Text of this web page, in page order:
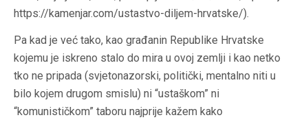
https://kamenjar.com/ustastvo-diljem-hrvatske/).
Pa kad je već tako, kao građanin Republike Hrvatske
kojemu je iskreno stalo do mira u ovoj zemlji i kao netko
tko ne pripada (svjetonazorski, politički, mentalno niti u
bilo kojem drugom smislu) ni “ustaškom” ni
“komunističkom” taboru najprije kažem kako